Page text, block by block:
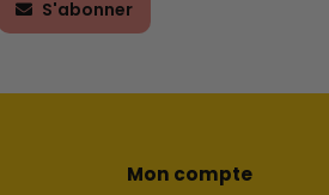
S'abonner
Mon compte